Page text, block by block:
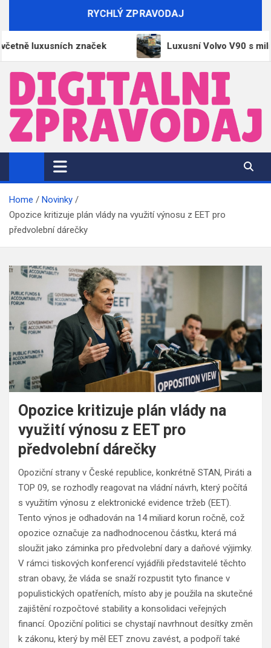
RYCHLÝ ZPRAVODAJ
značek Luxusní Volvo V90 s
DigitalniZpravodaj.cz
Zpravodajství | Informace | Tiskové zprávy
Home
Novinky
Opozice kritizuje plán vlády na využití výnosu z EET pro
předvolební dárečky
Opozice kritizuje plán vlády na
využití výnosu z EET pro
předvolební dárečky
Opoziční strany v České republice, konkrétně STAN, Piráti a
TOP 09, se rozhodly reagovat na vládní návrh, který počítá
s využitím výnosu z elektronické evidence tržeb (EET).
Tento výnos je odhadován na 14 miliard korun ročně, což
opozice označuje za nadhodnocenou částku, která má
sloužit jako záminka pro předvolební dary a daňové výjimky.
V rámci tiskových konferencí vyjádřili představitelé těchto
stran obavy, že vláda se snaží rozpustit tyto finance v
populistických opatřeních, místo aby je použila na skutečné
zajištění rozpočtové stability a konsolidaci veřejných
financí. Opoziční politici se chystají navrhnout desítky změn
k zákonu, který by měl EET znovu zavést, a podpoří také